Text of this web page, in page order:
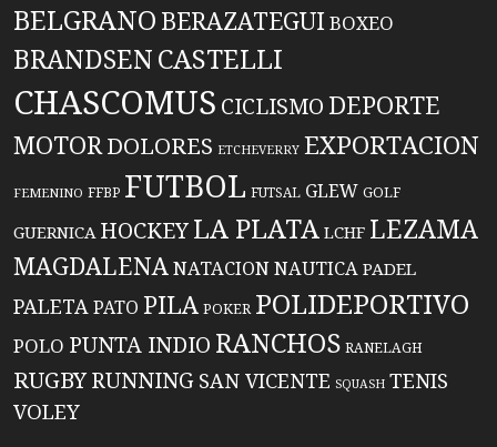
BELGRANO BERAZATEGUIBOXEO
BRANDSENCASTELLI
CHASCOMUS CICLISMO DEPORTE
MOTORDOLORES ETCHEVERRY EXPORTACION
FEMENINO FFBP FUTBOL FUTSAL GLEW GOLF
GUERNICA HOCKEYLA PLATA LCHF LEZAMA
MAGDALENANATACIONNAUTICA PADEL
PALETAPATO PILA POKER POLIDEPORTIVO
POLO PUNTA INDIO RANCHOS RANELAGH
RUGBYRUNNING SAN VICENTE SQUASH TENIS
VOLEY